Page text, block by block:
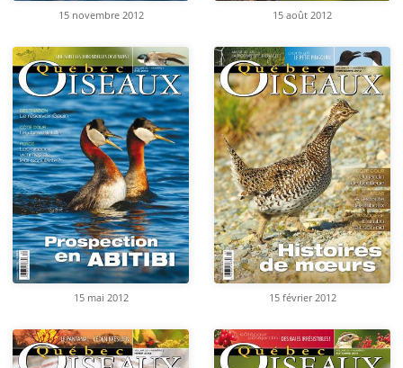
15 novembre 2012 15 août 2012
15 mai 2012 15 février 2012